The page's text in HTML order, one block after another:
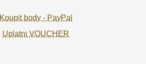
Koupit body - PayPal
Uplatni VOUCHER